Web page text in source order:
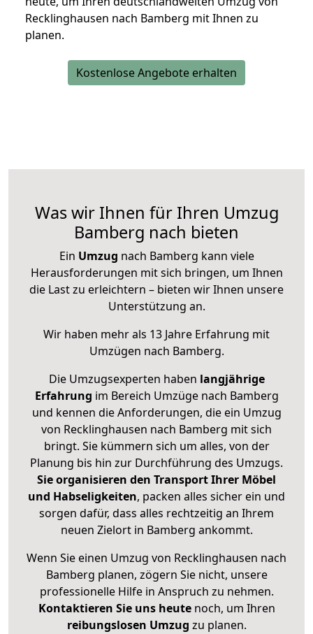
Recklinghausen nach Bamberg mit Ihnen zu
planen.
Kostenlose Angebote erhalten
Was wir Ihnen für Ihren Umzug
Bamberg nach bieten
Ein Umzug nach Bamberg kann viele
Herausforderungen mit sich bringen, um Ihnen
die Last zu erleichtern – bieten wir Ihnen unsere
Unterstützung an.
Wir haben mehr als 13 Jahre Erfahrung mit
Umzügen nach Bamberg.
Die Umzugsexperten haben langjährige
Erfahrung im Bereich Umzüge nach Bamberg
und kennen die Anforderungen, die ein Umzug
von Recklinghausen nach Bamberg mit sich
bringt. Sie kümmern sich um alles, von der
Planung bis hin zur Durchführung des Umzugs.
Sie organisieren den Transport Ihrer Möbel
und Habseligkeiten, packen alles sicher ein und
sorgen dafür, dass alles rechtzeitig an Ihrem
neuen Zielort in Bamberg ankommt.
Wenn Sie einen Umzug von Recklinghausen nach
Bamberg planen, zögern Sie nicht, unsere
professionelle Hilfe in Anspruch zu nehmen.
Kontaktieren Sie uns heutenoch, um Ihren
reibungslosen Umzug zu planen.